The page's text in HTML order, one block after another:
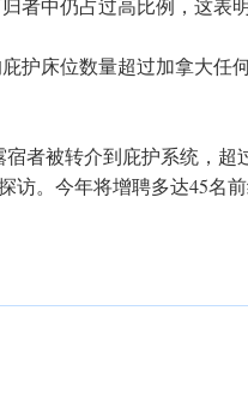
者中仍占过高比例，这表
护床位数量超过加拿大任
宿者被转介到庇护系统，
访。今年将增聘多达45名